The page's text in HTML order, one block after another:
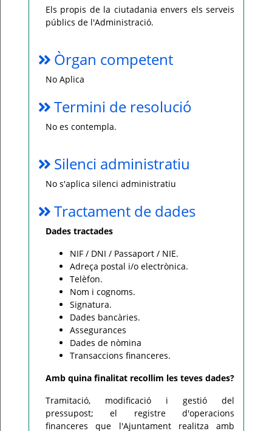
Els propis de la ciutadania envers els serveis
públics de l'Administració.
Òrgan competent
No Aplica
Termini de resolució
No es contempla.
Silenci administratiu
No s'aplica silenci administratiu
Tractament de dades
Dades tractades
NIF / DNI / Passaport / NIE.
Adreça postal i/o electrònica.
Telèfon.
Nom i cognoms.
Signatura.
Dades bancàries.
Assegurances
Dades de nòmina
Transaccions financeres.
Amb quina finalitat recollim les teves dades?
Tramitació, modificació i gestió del
pressupost; el registre d'operacions
financeres que l'Ajuntament realitza amb